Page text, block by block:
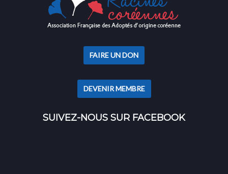
FAIRE UN DON
DEVENIR MEMBRE
SUIVEZ-NOUS SUR FACEBOOK